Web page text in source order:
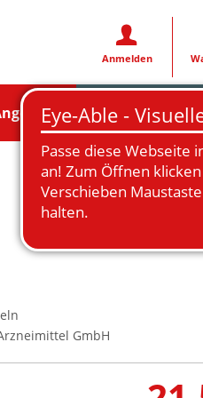
Anmelden
Rezeptfoto
GmbH